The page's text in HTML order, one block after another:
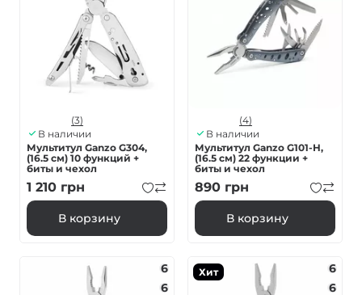
(3)
В наличии
Мультитул Ganzo G304,
(16.5 см) 10 функций +
биты и чехол
1 210 грн
В корзину
(4)
В наличии
Мультитул Ganzo G101-H,
(16.5 см) 22 функции +
биты и чехол
890 грн
В корзину
6
6
Хит
6
6